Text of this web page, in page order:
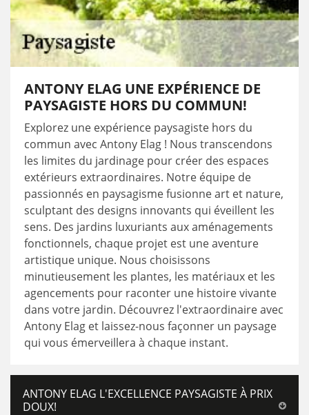
ANTONY ELAG UNE EXPÉRIENCE DE
PAYSAGISTE HORS DU COMMUN!
Explorez une expérience paysagiste hors du
commun avec Antony Elag ! Nous transcendons
les limites du jardinage pour créer des espaces
extérieurs extraordinaires. Notre équipe de
passionnés en paysagisme fusionne art et nature,
sculptant des designs innovants qui éveillent les
sens. Des jardins luxuriants aux aménagements
fonctionnels, chaque projet est une aventure
artistique unique. Nous choisissons
minutieusement les plantes, les matériaux et les
agencements pour raconter une histoire vivante
dans votre jardin. Découvrez l'extraordinaire avec
Antony Elag et laissez-nous façonner un paysage
qui vous émerveillera à chaque instant.
ANTONY ELAG L'EXCELLENCE PAYSAGISTE À PRIX
DOUX!